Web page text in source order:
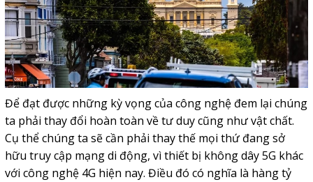
Để đạt được những kỳ vọng của công nghệ đem lại chúng
ta phải thay đổi hoàn toàn về tư duy cũng như vật chất.
Cụ thể chúng ta sẽ cần phải thay thế mọi thứ đang sở
hữu truy cập mạng di động, vì thiết bị không dây 5G khác
với công nghệ 4G hiện nay. Điều đó có nghĩa là hàng tỷ